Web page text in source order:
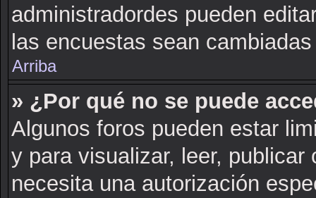
administradordes pueden
las encuestas sean
Arriba
» ¿Por qué no se puede
Algunos foros pueden estar
y para visualizar, leer,
necesita una autorización